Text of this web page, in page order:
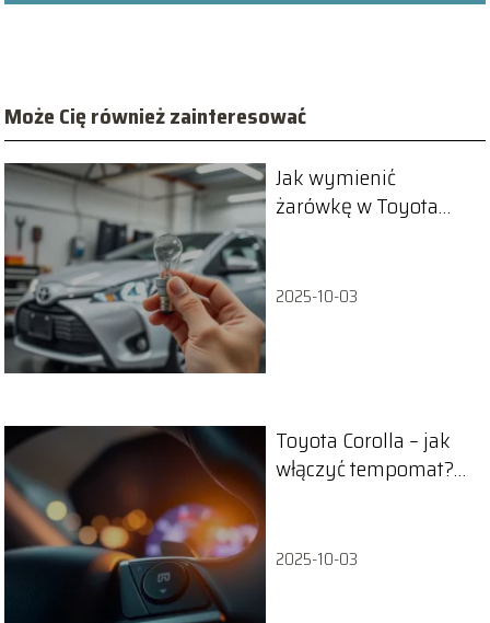
Może Cię również zainteresować
Jak wymienić
żarówkę w Toyota
2025-10-03
Toyota Corolla – jak
włączyć tempomat?
2025-10-03